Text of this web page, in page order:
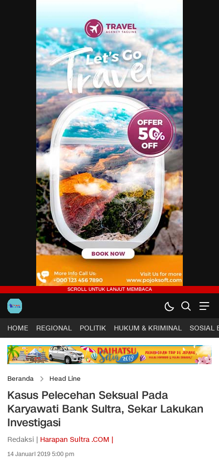
HOME REGIONAL POLITIK HUKUM & KRIMINAL SOSIAL
Beranda Head Line
Kasus Pelecehan Seksual Pada
Karyawati Bank Sultra, Sekar Lakukan
Investigasi
Redaksi | Harapan Sultra .COM |
14 Januari 2019 5:00 pm